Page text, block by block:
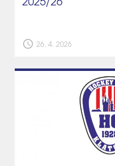
schedule 26. 4. 2026